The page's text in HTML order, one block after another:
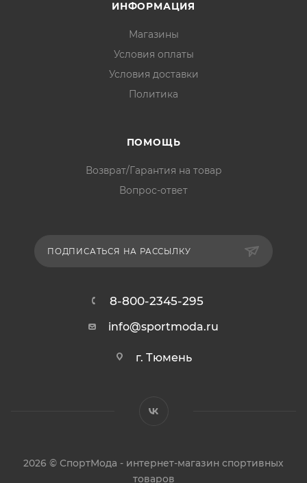
ИНФОРМАЦИЯ
Магазины
Условия оплаты
Условия доставки
Политика
ПОМОЩЬ
Возврат/Гарантия на товар
Вопрос-ответ
ПОДПИСАТЬСЯ НА РАССЫЛКУ
8-800-2345-295
info@sportmoda.ru
г. Тюмень
2026 © СпортМода - интернет-магазин спортивных
товаров